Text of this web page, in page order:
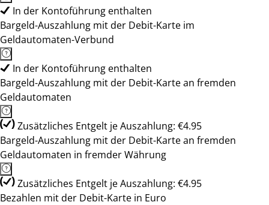
In der Kontoführung enthalten
Bargeld-Auszahlung mit der Debit-Karte im
Geldautomaten-Verbund
In der Kontoführung enthalten
Bargeld-Auszahlung mit der Debit-Karte an fremden
Geldautomaten
Zusätzliches Entgelt je Auszahlung: €4.95
Bargeld-Auszahlung mit der Debit-Karte an fremden
Geldautomaten in fremder Währung
Zusätzliches Entgelt je Auszahlung: €4.95
Bezahlen mit der Debit-Karte in Euro